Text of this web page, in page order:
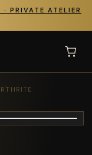
PRIVATE ATELIER